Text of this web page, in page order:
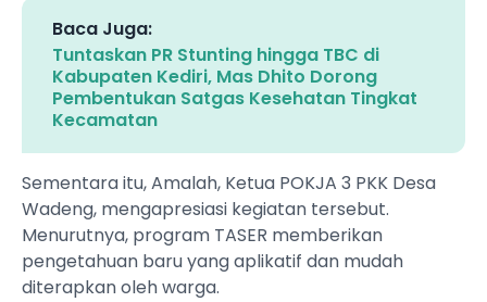
Baca Juga:
Tuntaskan PR Stunting hingga TBC di
Kabupaten Kediri, Mas Dhito Dorong
Pembentukan Satgas Kesehatan Tingkat
Kecamatan
Sementara itu, Amalah, Ketua POKJA 3 PKK Desa
Wadeng, mengapresiasi kegiatan tersebut.
Menurutnya, program TASER memberikan
pengetahuan baru yang aplikatif dan mudah
diterapkan oleh warga.